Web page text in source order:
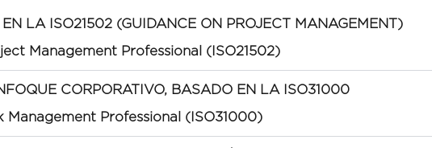
LA ISO21502 (GUIDANCE ON PROJECT MANAGEMENT)
Management Professional (ISO21502)
CORPORATIVO, BASADO EN LA ISO31000
Professional (ISO31000)